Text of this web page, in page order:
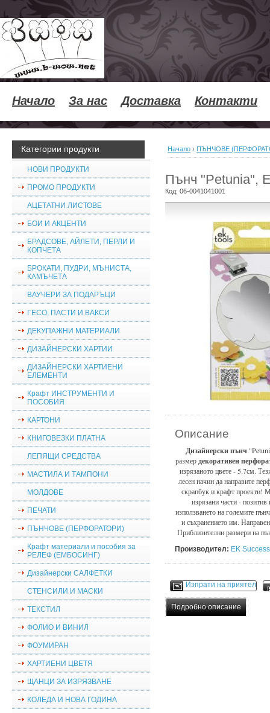
Начало За нас Доставка Контакти
Категории продукти
НОВИ ПРОДУКТИ
ПРОМО ПРОДУКТИ
АЦЕТАТНИ ЛИСТОВЕ
БОИ И АКЦЕНТИ
БРАДСОВЕ, АЙЛЕТИ, ПЕРЛИ И
КОПЧЕТА
БРОКАТИ, ПУДРИ, МЪНИСТА,
КАМЪЧЕТА
ВАУЧЕРИ ЗА ПОДАРЪЦИ
ГЕСО, ПАСТИ И ВАКСИ
ДЕКУПАЖНИ МАТЕРИАЛИ
ДИЗАЙНЕРСКИ ХАРТИИ
ДИЗАЙНЕРСКИ ХАРТИЕНИ
ЕЛЕМЕНТИ
Крафт ИНСТРУМЕНТИ И
ПОСОБИЯ
КАРТОНИ
КНИГОВЕЗКИ ПЛАТНА
ЛЕПЯЩИ СРЕДСТВА
МАСТИЛА И ТАМПОНИ
МОЛДОВЕ
ПЕЧАТИ
ПЪНЧОВЕ (ПЕРФОРАТОРИ)
Крафт материали и пособия за
РЕЛЕФ (ЕМБОСИНГ)
Дизайнерски САЛФЕТКИ
СТЕНСИЛИ И МАСКИ
ТЕКСТИЛ
ФОЛИО И ВИНИЛ
ФОУМИРАН
ХАРТИЕНИ ЦВЕТЯ
ЩАНЦИ ЗА ИЗРЯЗВАНЕ
КОЛЕДА И НОВА ГОДИНА
Начало › ПЪНЧОВЕ
Пънч "Petunia",
Код: 06-0041041001
Описание
Дизайнерски пънч
размердекоративен
изрязаното цвете - 5.7см.
лесен начин да направите
скрапбук и крафт проекти!
изрязани части -
използването на големите
и съхранението им.
Приблизителни размери на
Производител: EK Success
Изпрати на приятел
Подробно описание